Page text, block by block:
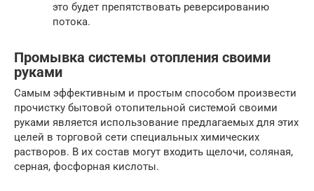
это будет препятствовать реверсированию
потока.
Промывка системы отопления своими
руками
Самым эффективным и простым способом произвести
прочистку бытовой отопительной системой своими
руками является использование предлагаемых для этих
целей в торговой сети специальных химических
растворов. В их состав могут входить щелочи, соляная,
серная, фосфорная кислоты.